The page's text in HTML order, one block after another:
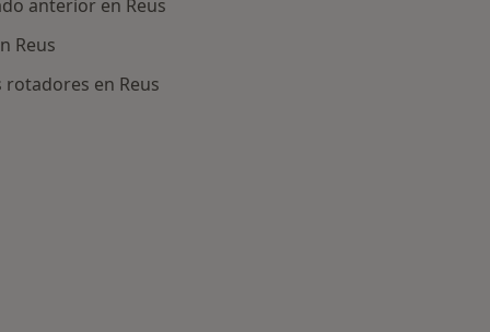
anterior en Reus
Reus
en Reus